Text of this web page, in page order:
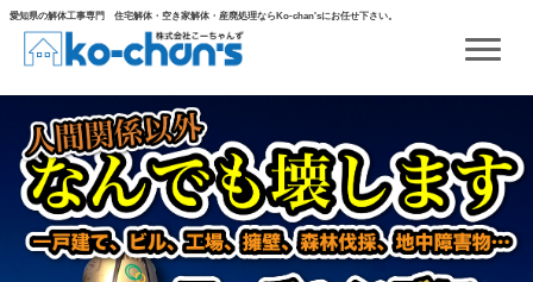
Skip
content
愛知県の解体工事専門 住宅解体・空き家解体・産廃処理ならKo-chan'sにお任せ下さい。